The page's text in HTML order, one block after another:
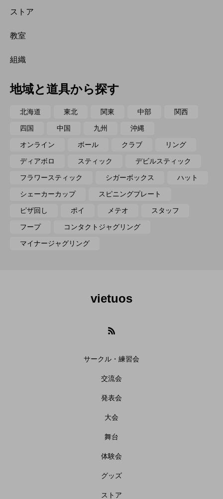
ストア
教室
組織
地域と道具から探す
北海道 東北 関東 中部 関西
四国 中国 九州 沖縄
オンライン ボール クラブ リング
ディアボロ スティック デビルスティック
フラワースティック シガーボックス ハット
シェーカーカップ スピニングプレート
ピザ回し ポイ メテオ スタッフ
フープ コンタクトジャグリング
マイナージャグリング
vietuos
サークル・練習会
交流会
発表会
大会
舞台
体験会
グッズ
ストア